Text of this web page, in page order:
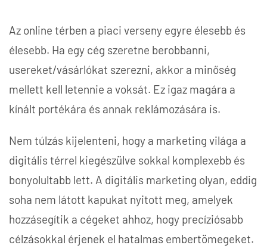
Az online térben a piaci verseny egyre élesebb és
élesebb. Ha egy cég szeretne berobbanni,
usereket/vásárlókat szerezni, akkor a minőség
mellett kell letennie a voksát. Ez igaz magára a
kínált portékára és annak reklámozására is.
Nem túlzás kijelenteni, hogy a marketing világa a
digitális térrel kiegészülve sokkal komplexebb és
bonyolultabb lett. A digitális marketing olyan, eddig
soha nem látott kapukat nyitott meg, amelyek
hozzásegítik a cégeket ahhoz, hogy precíziósabb
célzásokkal érjenek el hatalmas embertömegeket.